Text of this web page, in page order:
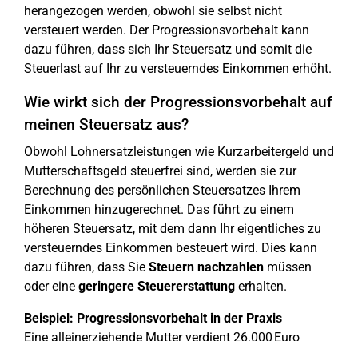
herangezogen werden, obwohl sie selbst nicht
versteuert werden. Der Progressionsvorbehalt kann
dazu führen, dass sich Ihr Steuersatz und somit die
Steuerlast auf Ihr zu versteuerndes Einkommen erhöht.
Wie wirkt sich der Progressionsvorbehalt auf
meinen Steuersatz aus?
Obwohl Lohnersatzleistungen wie Kurzarbeitergeld und
Mutterschaftsgeld steuerfrei sind, werden sie zur
Berechnung des persönlichen Steuersatzes Ihrem
Einkommen hinzugerechnet. Das führt zu einem
höheren Steuersatz, mit dem dann Ihr eigentliches zu
versteuerndes Einkommen besteuert wird. Dies kann
dazu führen, dass Sie Steuern nachzahlen müssen
oder eine geringere Steuererstattung erhalten.
Beispiel: Progressionsvorbehalt in der Praxis
Eine alleinerziehende Mutter verdient 26.000 Euro